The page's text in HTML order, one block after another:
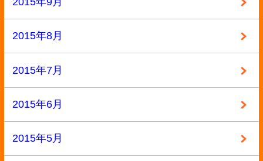
漫画・本
▼ 実施中のキャンペーン
キャンペーン 定価の40%以上買取
大口査定
▼ サイトメニュー